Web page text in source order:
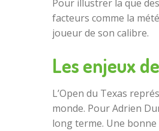
Pour illustrer la que
facteurs comme la
joueur de son calibre.
Les enjeux
L’Open du Texas
monde. Pour Adrien
long terme. Une